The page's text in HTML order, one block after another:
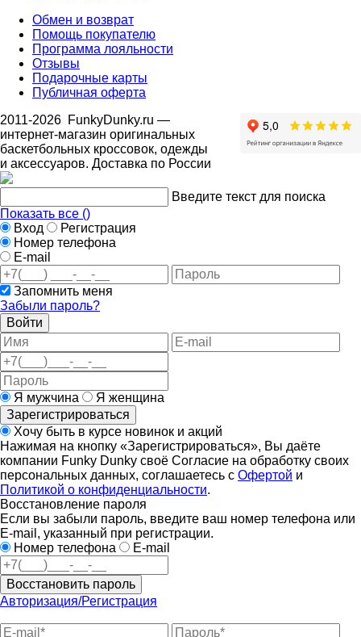
Обмен и возврат
Помощь покупателю
Программа лояльности
Отзывы
Подарочные карты
Публичная оферта
2011-2026 FunkyDunky.ru —
интернет-магазин оригинальных
баскетбольных кроссовок, одежды
и аксессуаров. Доставка по России
Введите текст для поиска
Показать все ()
Вход
Регистрация
Номер телефона
E-mail
Запомнить меня
Забыли пароль?
Войти
Я мужчина
Я женщина
Зарегистрироваться
Хочу быть в курсе новинок и акций
Нажимая на кнопку «Зарегистрироваться», Вы даёте
компании Funky Dunky своё Согласие на обработку своих
персональных данных, соглашаетесь с Офертой и
Политикой о конфиденциальности.
Восстановление пароля
Если вы забыли пароль, введите ваш номер телефона или
E-mail, указанный при регистрации.
Номер телефона
E-mail
Восстановить пароль
Авторизация/Регистрация